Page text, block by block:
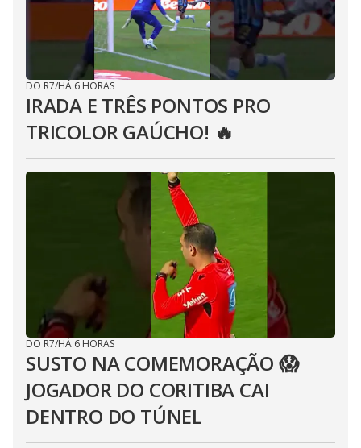
DO R7/HÁ 6 HORAS
IRADA E TRÊS PONTOS PRO
TRICOLOR GAÚCHO! 🔥
DO R7/HÁ 6 HORAS
SUSTO NA COMEMORAÇÃO 😱
JOGADOR DO CORITIBA CAI
DENTRO DO TÚNEL